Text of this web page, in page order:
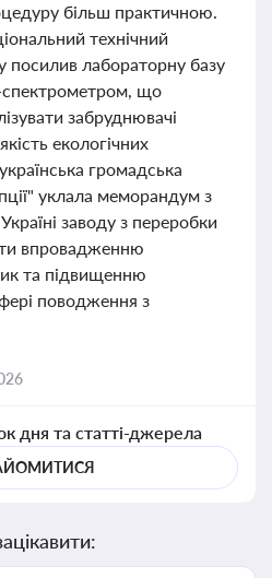
більш практичною.
технічний
посилив лабораторну базу
що
забруднювачі
екологічних
громадська
уклала меморандум з
заводу з переробки
впровадженню
та підвищенню
поводження з
дня та статті-джерела